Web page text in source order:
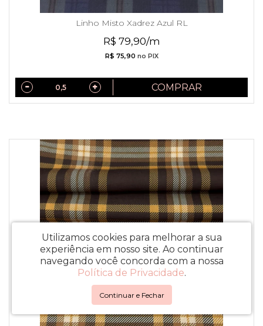
Linho Misto Xadrez Azul RL
R$ 79,90/m
R$ 75,90 no PIX
COMPRAR
Utilizamos cookies para melhorar a sua
experiência em nosso site. Ao continuar
navegando você concorda com a nossa
Política de Privacidade.
Continuar e Fechar